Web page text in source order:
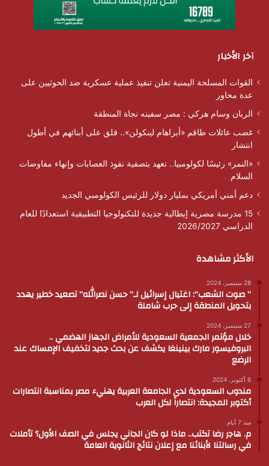
آخر الأخبار
القوات المسلحة اليمنية تعلن تنفيذ عملية عسكرية ضد الحوثيين على
عدة محاور
الربان وسام هركي : مصر سفينه نجاة المنطقة
غضب عائلات طاقم «أبراهام لينكولن».. قلق على أبنائهم في أطول
انتشار
«النمر» رئيسًا لكولومبيا.. تعهد بتصفية نفوذ العصابات وإنهاء مفاوضات
السلام
دعم أمني أمريكي بمليار دولار للرئيس الكولومبي الجديد
15 مدرسة مصرية إيطالية جديدة للتكنولوجيا التطبيقية استعدادًا للعام
الدراسي 2026/2027
الأكثر مشاهدة
28 سبتمبر، 2024
” صوت الشعب”: اغتيال إسرائيل لـ” حسن نصرالله” تصعيد خطير يهدد
بتحويل المنطقة إلى حرب شاملة
27 سبتمبر، 2024
خلال مؤتمر الجمعية السعودية للأمراض الجهاز الهضمي ..
البروفيسور مارك بينينغا يكشف عن بحث جديد لتخفيف الإمساك عند
الرضع
6 أكتوبر، 2024
مندوب السعودية لدى الجامعة العربية يهنيء مصر بمناسبة انتصارات
أكتوبر المجيدة: انتصاراً لكل العرب
منذ 7 أيام
م. هاجر رضا تكتب.. ماذا لو كان الجاني يجلس في الصف الأول؟ تأملات
في رسالتنا لأبنائنا مع إعلان نتائج الثانوية العامة